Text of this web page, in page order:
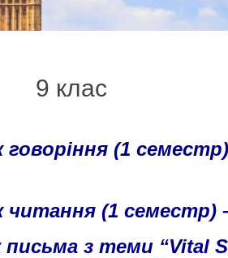
9 клас
(1
читання (1 семестр)
з теми “Vital